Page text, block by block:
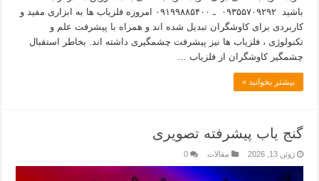
باشید ۰۹۳۵۵۷۰۹۲۹۲ ـ ۰۹۱۹۹۸۸۵۴۰۰ امروزه فلزیاب ها به ابزاری مفید و
کاربردی برای کاوشگران تبدیل شده اند و همراه با پیشرفت علم و
تکنولوژی ، فلزیاب ها نیز پیشرفت چشمگیری داشته اند. بخاطر استقبال
چشمگیر کاوشگران از فلزیاب …
بیشتر بخوانید »
گنج یاب پیشرفته تصویری
ژوئن 13, 2026 مقالات 0